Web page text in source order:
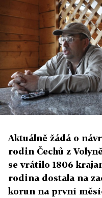
Aktuálně žádá o
rodin Čechů z
se vrátilo 1806
rodina dostala na
korun na první